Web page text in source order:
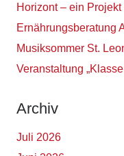
Horizont – ein
Ernährungsberatung
Musiksommer St.
Veranstaltung
Archiv
Juli 2026